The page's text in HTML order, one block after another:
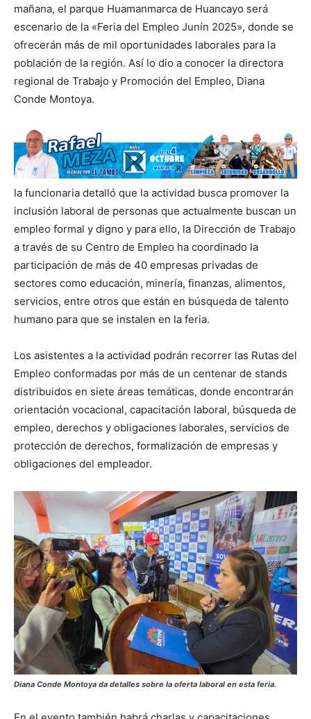
mañana, el parque Huamanmarca de Huancayo será
escenario de la «Feria del Empleo Junín 2025», donde se
ofrecerán más de mil oportunidades laborales para la
población de la región. Así lo dio a conocer la directora
regional de Trabajo y Promoción del Empleo, Diana
Conde Montoya.
la funcionaria detalló que la actividad busca promover la
inclusión laboral de personas que actualmente buscan un
empleo formal y digno y para ello, la Dirección de Trabajo
a través de su Centro de Empleo ha coordinado la
participación de más de 40 empresas privadas de
sectores como educación, minería, finanzas, alimentos,
servicios, entre otros que están en búsqueda de talento
humano para que se instalen en la feria.
Los asistentes a la actividad podrán recorrer las Rutas del
Empleo conformadas por más de un centenar de stands
distribuidos en siete áreas temáticas, donde encontrarán
orientación vocacional, capacitación laboral, búsqueda de
empleo, derechos y obligaciones laborales, servicios de
protección de derechos, formalización de empresas y
obligaciones del empleador.
Diana Conde Montoya da detalles sobre la oferta laboral en esta feria.